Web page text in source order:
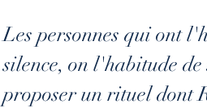
Les personnes qui ont
silence, on l'habitude de
proposer un rituel dont